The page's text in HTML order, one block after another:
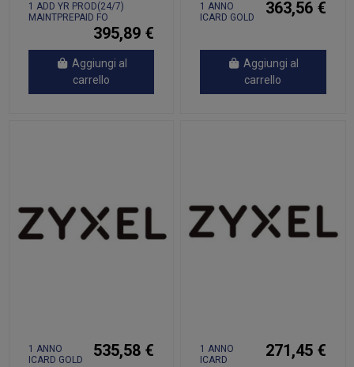
1 ADD YR PROD(24/7)
MAINTPREPAID FO
395,89 €
Aggiungi al
carrello
1 ANNO
ICARD GOLD
363,56 €
Aggiungi al
carrello
1 ANNO
ICARD GOLD
535,58 €
1 ANNO
ICARD
271,45 €